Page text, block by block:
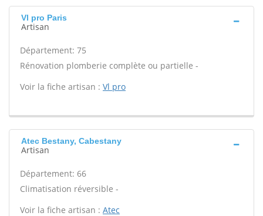
Vl pro Paris
Artisan
Département: 75
Rénovation plomberie complète ou partielle -
Voir la fiche artisan : Vl pro
Atec Bestany, Cabestany
Artisan
Département: 66
Climatisation réversible -
Voir la fiche artisan : Atec